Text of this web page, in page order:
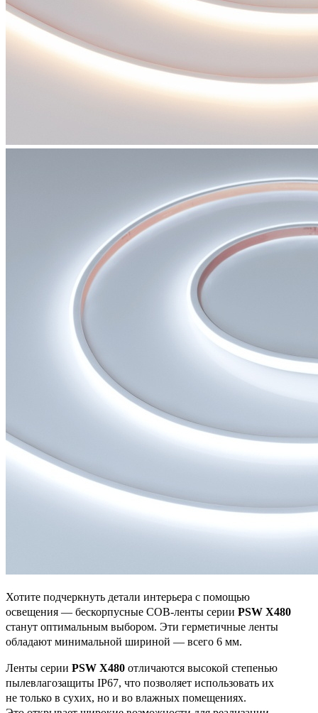
Хотите подчеркнуть детали интерьера с помощью
освещения — бескорпусные COB-ленты серии PSW X480
станут оптимальным выбором. Эти герметичные ленты
обладают минимальной шириной — всего 6 мм.
Ленты серии PSW X480 отличаются высокой степенью
пылевлагозащиты IP67, что позволяет использовать их
не только в сухих, но и во влажных помещениях.